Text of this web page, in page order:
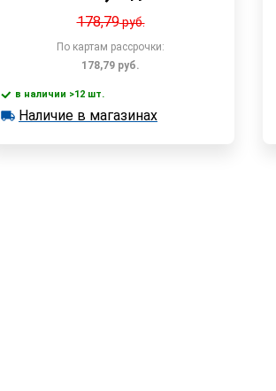
178,79руб.
По картам рассрочки:
178,79 руб.
В корзину
в наличии >12 шт.
в наличии >12 шт.
Наличие в магазинах